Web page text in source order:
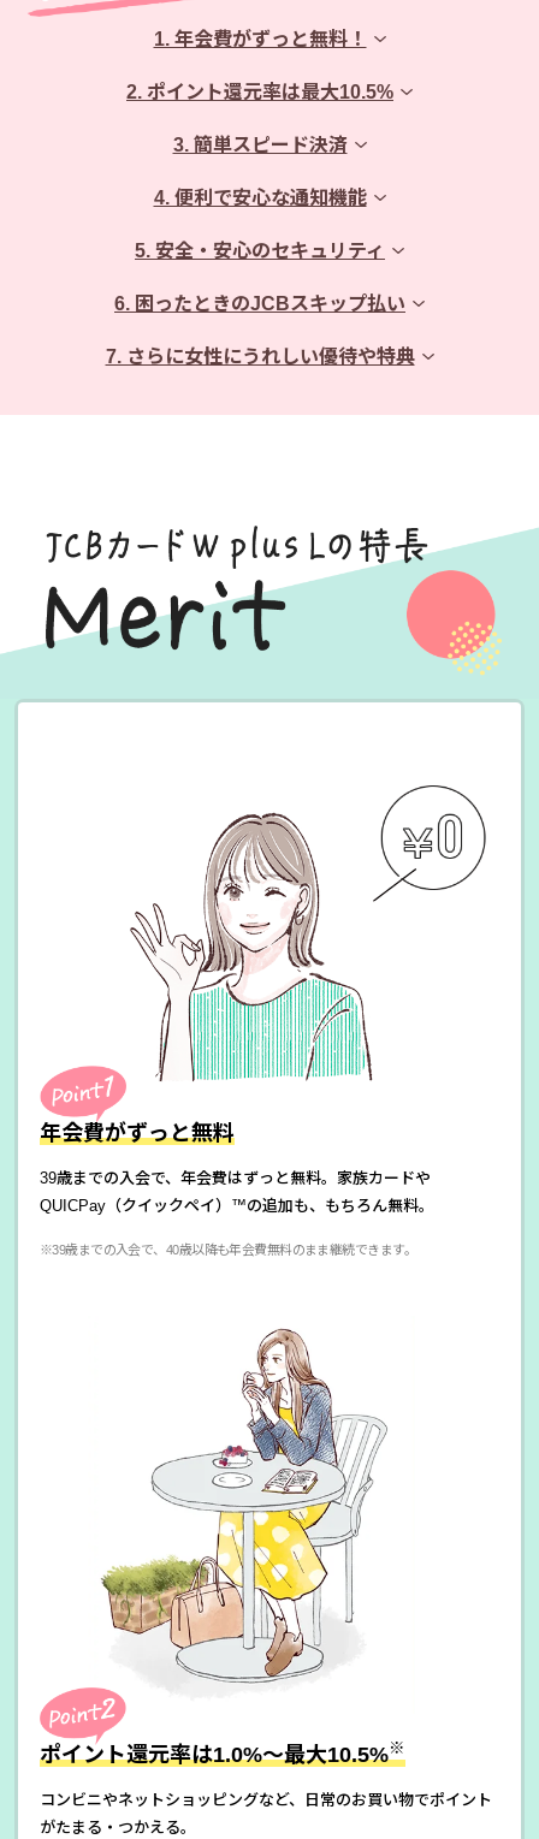
1. 年会費がずっと無料！
2. ポイント還元率は最大10.5%
3. 簡単スピード決済
4. 便利で安心な通知機能
5. 安全・安心のセキュリティ
6. 困ったときのJCBスキップ払い
7. さらに女性にうれしい優待や特典
年会費がずっと無料
39歳までの入会で、年会費はずっと無料。家族カードや
QUICPay（クイックペイ）™の追加も、もちろん無料。
※39歳までの入会で、40歳以降も年会費無料のまま継続できます。
ポイント還元率は1.0%〜最大10.5%※
コンビニやネットショッピングなど、日常のお買い物でポイント
がたまる・つかえる。